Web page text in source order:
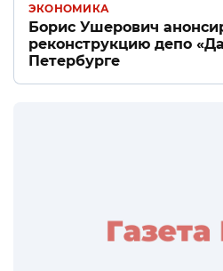
ЭКОНОМИКА
Борис Ушерович
реконструкцию депо
Петербурге